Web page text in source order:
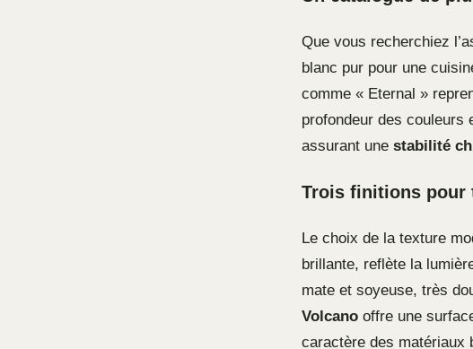
Que vous recherchiez
blanc pur pour une
comme « Eternal »
profondeur des couleurs
assurant une stabilité
Trois finitions pour
Le choix de la texture
brillante, reflète la
mate et soyeuse, très
Volcano offre une
caractère des matériaux